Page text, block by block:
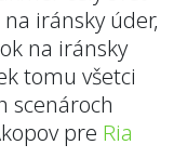
iránsky úder,
na iránsky
tomu všetci
scenároch
pre Ria